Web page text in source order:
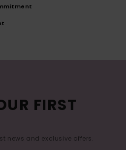
FIRST
news and exclusive offers.